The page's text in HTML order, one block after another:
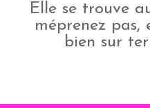
Elle se trouve
méprenez
bien sur